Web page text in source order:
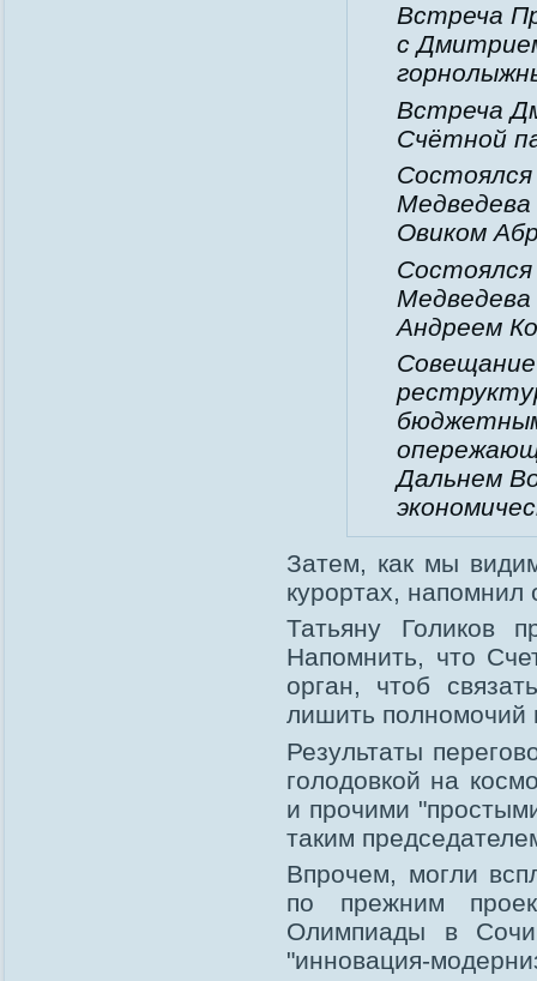
Встреча
с
Встреча
Счётной
Овиком
Андреем
Дальнем
Затем, как мы
курортах,
Татьяну Голиков
Напомнить, что
орган, чтоб
лишить полномочий
Результаты
голодовкой на
и прочими
таким
Впрочем, могли
по прежним
Олимпиады в
"инновация-